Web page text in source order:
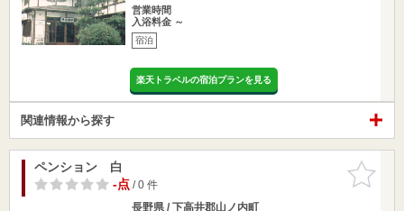
営業時間
入浴料金 ～
宿泊
楽天トラベルの宿泊プランを見る
関連情報から探す
お気に入
りに追加
ペンション 白
-点/ 0 件
長野県 / 下高井郡山ノ内町